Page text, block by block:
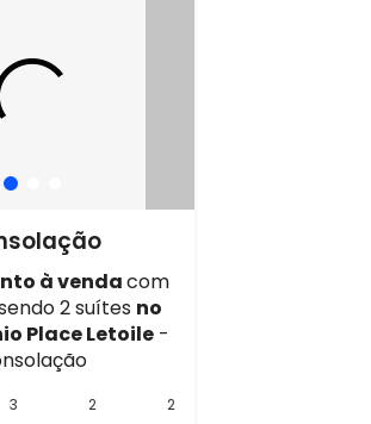
à vendacom
2 suítes no
Place Letoile -
3 2 2